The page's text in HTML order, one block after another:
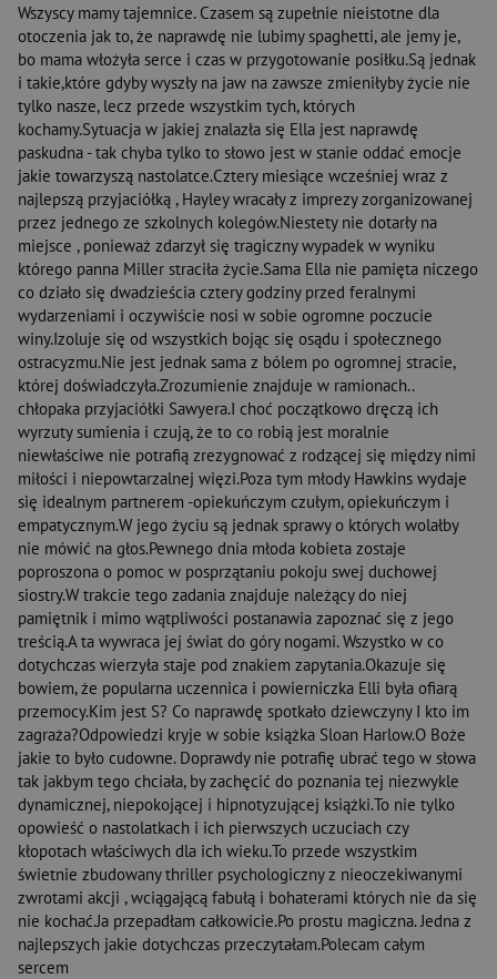
Wszyscy mamy tajemnice. Czasem są zupełnie nieistotne dla
otoczenia jak to, że naprawdę nie lubimy spaghetti, ale jemy je,
bo mama włożyła serce i czas w przygotowanie posiłku.Są jednak
i takie,które gdyby wyszły na jaw na zawsze zmieniłyby życie nie
tylko nasze, lecz przede wszystkim tych, których
kochamy.Sytuacja w jakiej znalazła się Ella jest naprawdę
paskudna - tak chyba tylko to słowo jest w stanie oddać emocje
jakie towarzyszą nastolatce.Cztery miesiące wcześniej wraz z
najlepszą przyjaciółką , Hayley wracały z imprezy zorganizowanej
przez jednego ze szkolnych kolegów.Niestety nie dotarły na
miejsce , ponieważ zdarzył się tragiczny wypadek w wyniku
którego panna Miller straciła życie.Sama Ella nie pamięta niczego
co działo się dwadzieścia cztery godziny przed feralnymi
wydarzeniami i oczywiście nosi w sobie ogromne poczucie
winy.Izoluje się od wszystkich bojąc się osądu i społecznego
ostracyzmu.Nie jest jednak sama z bólem po ogromnej stracie,
której doświadczyła.Zrozumienie znajduje w ramionach..
chłopaka przyjaciółki Sawyera.I choć początkowo dręczą ich
wyrzuty sumienia i czują, że to co robią jest moralnie
niewłaściwe nie potrafią zrezygnować z rodzącej się między nimi
miłości i niepowtarzalnej więzi.Poza tym młody Hawkins wydaje
się idealnym partnerem -opiekuńczym czułym, opiekuńczym i
empatycznym.W jego życiu są jednak sprawy o których wolałby
nie mówić na głos.Pewnego dnia młoda kobieta zostaje
poproszona o pomoc w posprzątaniu pokoju swej duchowej
siostry.W trakcie tego zadania znajduje należący do niej
pamiętnik i mimo wątpliwości postanawia zapoznać się z jego
treścią.A ta wywraca jej świat do góry nogami. Wszystko w co
dotychczas wierzyła staje pod znakiem zapytania.Okazuje się
bowiem, że popularna uczennica i powierniczka Elli była ofiarą
przemocy.Kim jest S? Co naprawdę spotkało dziewczyny I kto im
zagraża?Odpowiedzi kryje w sobie książka Sloan Harlow.O Boże
jakie to było cudowne. Doprawdy nie potrafię ubrać tego w słowa
tak jakbym tego chciała, by zachęcić do poznania tej niezwykle
dynamicznej, niepokojącej i hipnotyzującej książki.To nie tylko
opowieść o nastolatkach i ich pierwszych uczuciach czy
kłopotach właściwych dla ich wieku.To przede wszystkim
świetnie zbudowany thriller psychologiczny z nieoczekiwanymi
zwrotami akcji , wciągającą fabułą i bohaterami których nie da się
nie kochać.Ja przepadłam całkowicie.Po prostu magiczna. Jedna z
najlepszych jakie dotychczas przeczytałam.Polecam całym
sercem